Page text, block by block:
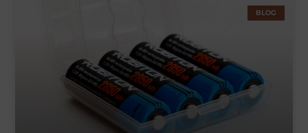
BLOG